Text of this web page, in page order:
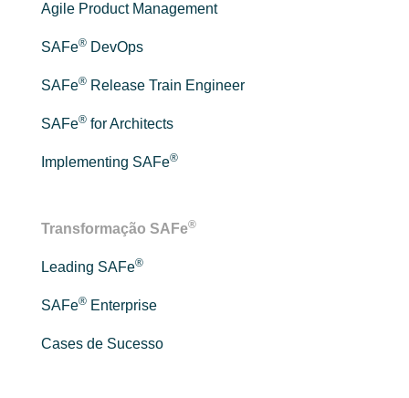
Agile Product Management
SAFe® DevOps
SAFe® Release Train Engineer
SAFe® for Architects
Implementing SAFe®
Transformação SAFe®
Leading SAFe®
SAFe® Enterprise
Cases de Sucesso